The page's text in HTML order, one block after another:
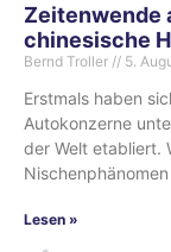
Zeitenwende
chinesische
Bernd Troller 5.
Erstmals haben
Autokonzerne
der Welt etabliert.
Nischenphänomen
Lesen »